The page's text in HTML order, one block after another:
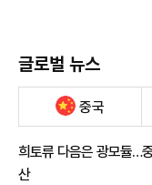
글로벌 뉴스
중국
희토류 다음은 광모듈…
산